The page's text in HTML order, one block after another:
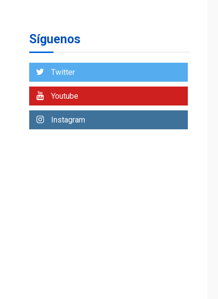
2
2026
3
REGIONALES
TITULARES
Mariño respalda a
Síguenos
Twitter
Youtube
Instagram